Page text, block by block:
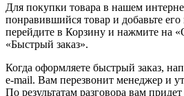
Для покупки товара в нашем
понравившийся товар и добавьте его
перейдите в Корзину и нажмите на
«Быстрый заказ».
Когда оформляете быстрый заказ,
e-mail. Вам перезвонит менеджер и
По результатам разговора вам